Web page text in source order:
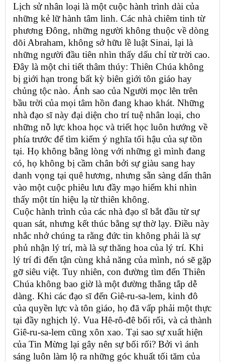
Lịch sử nhân loại là một cuộc hành trình dài của
những kẻ lữ hành tâm linh. Các nhà chiêm tinh từ
phương Đông, những người không thuộc về dòng
dõi Abraham, không sở hữu lề luật Sinai, lại là
những người đầu tiên nhìn thấy dấu chỉ từ trời cao.
Đây là một chi tiết thâm thúy: Thiên Chúa không
bị giới hạn trong bất kỳ biên giới tôn giáo hay
chủng tộc nào. Ánh sao của Người mọc lên trên
bầu trời của mọi tâm hồn đang khao khát. Những
nhà đạo sĩ này đại diện cho trí tuệ nhân loại, cho
những nỗ lực khoa học và triết học luôn hướng về
phía trước để tìm kiếm ý nghĩa tối hậu của sự tồn
tại. Họ không bằng lòng với những gì mình đang
có, họ không bị cầm chân bởi sự giàu sang hay
danh vọng tại quê hương, nhưng sẵn sàng dấn thân
vào một cuộc phiêu lưu đầy mạo hiểm khi nhìn
thấy một tín hiệu lạ từ thiên không.
Cuộc hành trình của các nhà đạo sĩ bắt đầu từ sự
quan sát, nhưng kết thúc bằng sự thờ lạy. Điều này
nhắc nhở chúng ta rằng đức tin không phải là sự
phủ nhận lý trí, mà là sự thăng hoa của lý trí. Khi
lý trí đi đến tận cùng khả năng của mình, nó sẽ gặp
gỡ siêu việt. Tuy nhiên, con đường tìm đến Thiên
Chúa không bao giờ là một đường thẳng tắp dễ
dàng. Khi các đạo sĩ đến Giê-ru-sa-lem, kinh đô
của quyền lực và tôn giáo, họ đã vấp phải một thực
tại đầy nghịch lý. Vua Hê-rô-đê bối rối, và cả thành
Giê-ru-sa-lem cũng xôn xao. Tại sao sự xuất hiện
của Tin Mừng lại gây nên sự bối rối? Bởi vì ánh
sáng luôn làm lộ ra những góc khuất tối tăm của